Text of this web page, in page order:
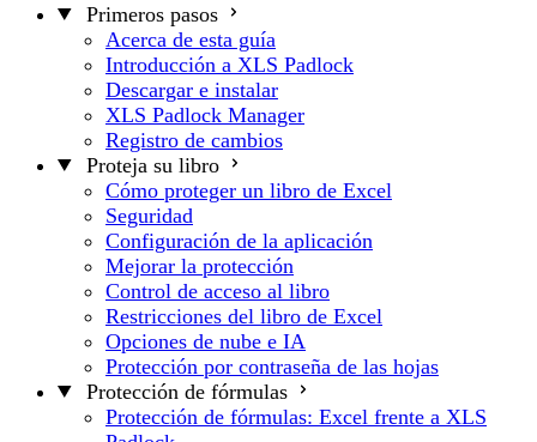
Primeros pasos
Acerca de esta guía
Introducción a XLS Padlock
Descargar e instalar
XLS Padlock Manager
Registro de cambios
Proteja su libro
Cómo proteger un libro de Excel
Seguridad
Configuración de la aplicación
Mejorar la protección
Control de acceso al libro
Restricciones del libro de Excel
Opciones de nube e IA
Protección por contraseña de las hojas
Protección de fórmulas
Protección de fórmulas: Excel frente a XLS